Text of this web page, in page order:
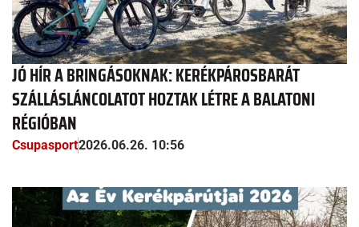
JÓ HÍR A BRINGÁSOKNAK: KERÉKPÁROSBARÁT
SZÁLLÁSLÁNCOLATOT HOZTAK LÉTRE A BALATONI
RÉGIÓBAN
Csupasport2026.06.26. 10:56